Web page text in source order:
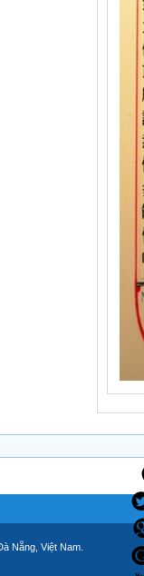
Nẵng, Việt Nam.